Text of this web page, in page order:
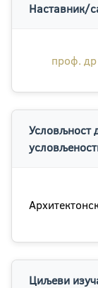
Наставник/
проф.
Условљност
Циљеви